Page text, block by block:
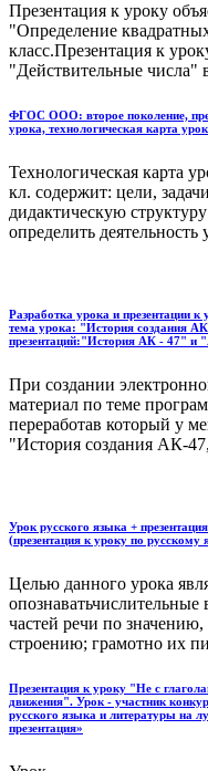
Презентация к уроку
"Определение
класс.Презентация к
"Действительные числа"
ФГОС ООО: второе поколение,
урока, технологическая карта
Технологическая карта
кл. содержит: цели,
дидактическую
определить деятельность
Разработка урока и презентации
тема урока: "История создания
презентаций:"История АК - 47" и
При создании
материал по теме
переработав который у
"История создания АК-
Урок русского языка +
(презентация к уроку по русскому
Целью данного урока
частей речи по
строению; грамотно их
Презентация к уроку "Не с
движения". Урок - участник
русского языка и литературы на
презентация»